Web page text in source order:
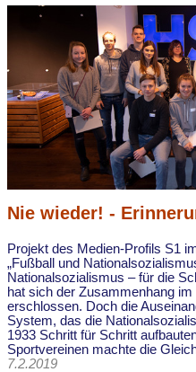
Nie wieder! -
Projekt des Medien-Profils S1
„Fußball und
Nationalsozialismus – für die
hat sich der Zusammenhang
erschlossen. Doch die
System, das die
1933 Schritt für Schritt
Sportvereinen machte die
7.2.2019